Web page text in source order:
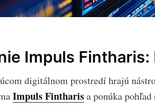
Impuls
digitálnom prostredí hrajú
Impuls Fintharisa ponúka